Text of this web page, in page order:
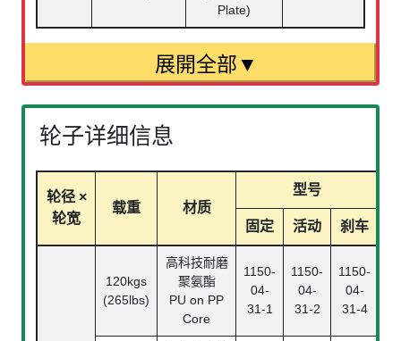
Plate)
轮子详细信息
轮径 ×
轮宽
载重 材质
型号
固定
活动 刹车
120kgs
(265lbs)
高科技耐磨
聚氨酯
PU on PP
Core
1150-
04-
31-1
1150-
04-
31-2
1150-
04-
31-4